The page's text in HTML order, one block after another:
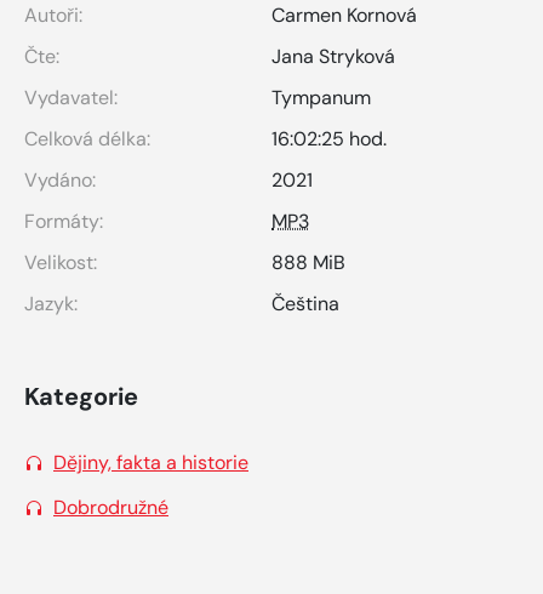
Autoři:
Carmen Kornová
Čte:
Jana Stryková
Vydavatel:
Tympanum
Celková délka:
16:02:25 hod.
Vydáno:
2021
Formáty:
MP3
Velikost:
888 MiB
Jazyk:
Čeština
Kategorie
Dějiny, fakta a historie
Dobrodružné